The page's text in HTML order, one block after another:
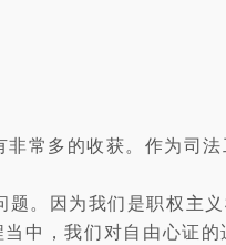
常多的收获。作为司
。因为我们是职权主
中，我们对自由心证